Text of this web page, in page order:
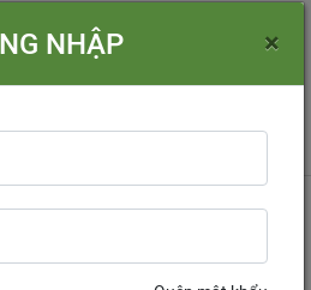
Dự án đầu tư
Liên hệ quảng cáo
tử
NHẬP ×